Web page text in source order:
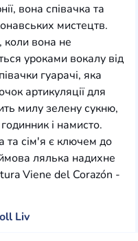
вона співачка та
мистецтв.
коли вона не
уроками вокалу від
гуарачі, яка
артикуляції для
милу зелену сукню,
і намисто.
та сім'я є ключем до
лялька надихне
Viene del Corazón -
Liv